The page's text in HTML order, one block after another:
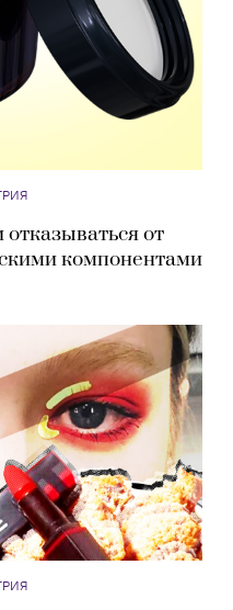
отказываться от
компонентами